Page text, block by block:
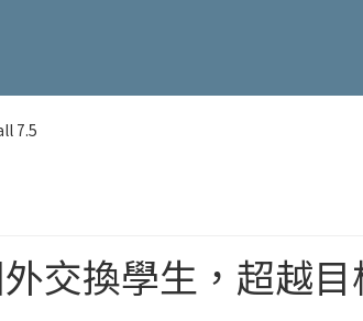
7.5
交換學生，超越